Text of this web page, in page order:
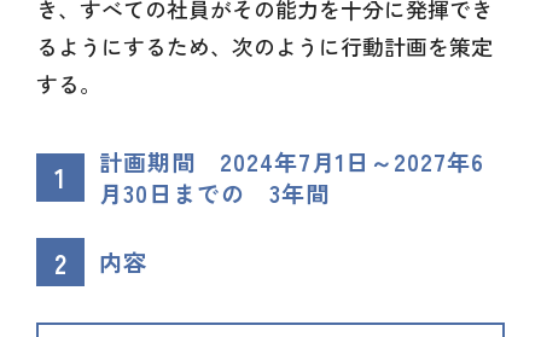
き、すべての社員がその能力を十分に発揮でき
るようにするため、次のように行動計画を策定
する。
1
計画期間 2024年7月1日～2027年6
月30日までの 3年間
2 内容